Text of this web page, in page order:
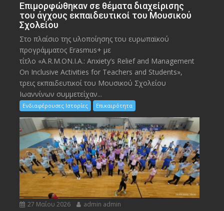
Eπιμορφώθηκαν σε θέματα διαχείρισης
του άγχους εκπαιδευτικοί του Μουσικού
Σχολείου
Στο πλαίσιο της υλοποίησης του ευρωπαϊκού
προγράμματος Erasmus+ με
τίτλο «A.R.M.ON.I.A.: Anxiety’s Relief and Management
On Inclusive Activities for Teachers and Students»,
τρεις εκπαιδευτικοί του Μουσικού Σχολείου
Ιωαννίνων συμμετείχαν...
Ενδιαφέρουσες Ιστορίες Επικαιρότητα
27 Μαΐου 2026 admin admin